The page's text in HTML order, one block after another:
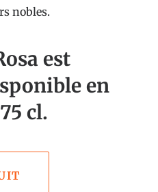
nobles.
est
en
cl.